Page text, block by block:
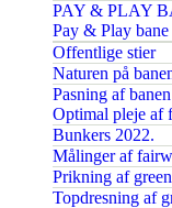
PAY & PLAY
Pay & Play
Offentlige stier
Naturen på
Pasning af banen
Optimal pleje af
Bunkers 2022.
Målinger af
Prikning af
Topdresning af